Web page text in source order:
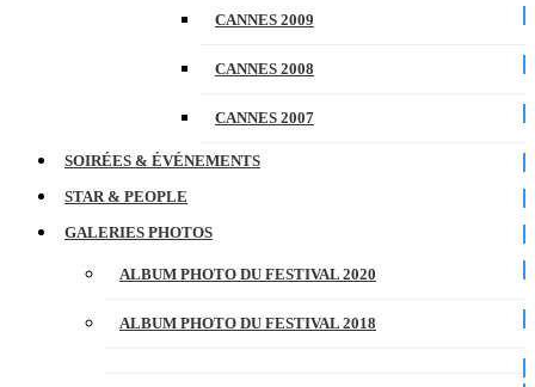
CANNES 2009
CANNES 2008
CANNES 2007
SOIRÉES & ÉVÉNEMENTS
STAR & PEOPLE
GALERIES PHOTOS
ALBUM PHOTO DU FESTIVAL 2020
ALBUM PHOTO DU FESTIVAL 2018